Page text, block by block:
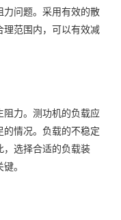
力问题。采用有效的散
理范围内，可以有效减
阻力。测功机的负载应
情况。负载的不稳定
，选择合适的负载装
。